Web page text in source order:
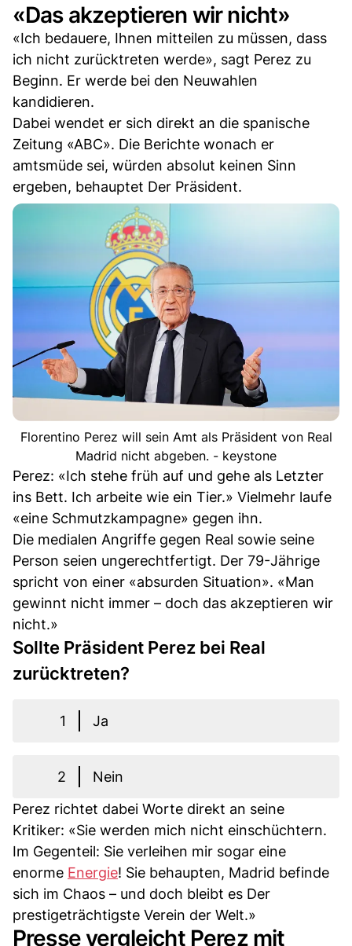
«Das akzeptieren wir nicht»
«Ich bedauere, Ihnen mitteilen zu müssen, dass
ich nicht zurücktreten werde», sagt Perez zu
Beginn. Er werde bei den Neuwahlen
kandidieren.
Dabei wendet er sich direkt an die spanische
Zeitung «ABC». Die Berichte wonach er
amtsmüde sei, würden absolut keinen Sinn
ergeben, behauptet Der Präsident.
Florentino Perez will sein Amt als Präsident von Real
Madrid nicht abgeben. - keystone
Perez: «Ich stehe früh auf und gehe als Letzter
ins Bett. Ich arbeite wie ein Tier.» Vielmehr laufe
«eine Schmutzkampagne» gegen ihn.
Die medialen Angriffe gegen Real sowie seine
Person seien ungerechtfertigt. Der 79-Jährige
spricht von einer «absurden Situation». «Man
gewinnt nicht immer – doch das akzeptieren wir
nicht.»
Sollte Präsident Perez bei Real
zurücktreten?
1 Ja
2
Nein
Perez richtet dabei Worte direkt an seine
Kritiker: «Sie werden mich nicht einschüchtern.
Im Gegenteil: Sie verleihen mir sogar eine
enorme Energie! Sie behaupten, Madrid befinde
sich im Chaos – und doch bleibt es Der
prestigeträchtigste Verein der Welt.»
Presse vergleicht Perez mit